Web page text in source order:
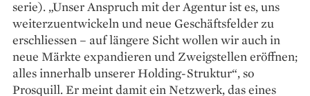
serie). „Unser Anspruch mit der Agentur ist es, uns
weiterzuentwickeln und neue Geschäftsfelder zu
erschliessen – auf längere Sicht wollen wir auch in
neue Märkte expandieren und Zweigstellen er­öffnen;
alles innerhalb unserer Holding-Struktur“, so
Prosquill. Er meint damit ein Netzwerk, das ­eines